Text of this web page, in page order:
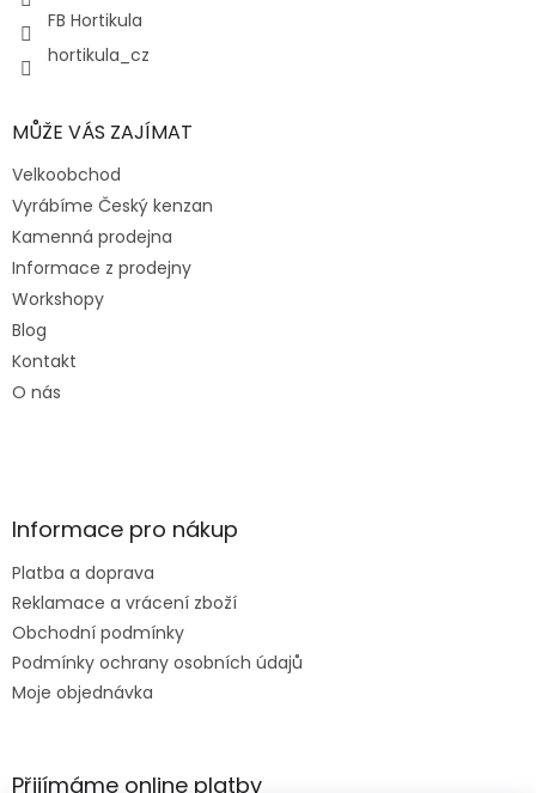
FB Hortikula
hortikula_cz
MŮŽE VÁS ZAJÍMAT
Velkoobchod
Vyrábíme Český kenzan
Kamenná prodejna
Informace z prodejny
Workshopy
Blog
Kontakt
O nás
Informace pro nákup
Platba a doprava
Reklamace a vrácení zboží
Obchodní podmínky
Podmínky ochrany osobních údajů
Moje objednávka
Přijímáme online platby